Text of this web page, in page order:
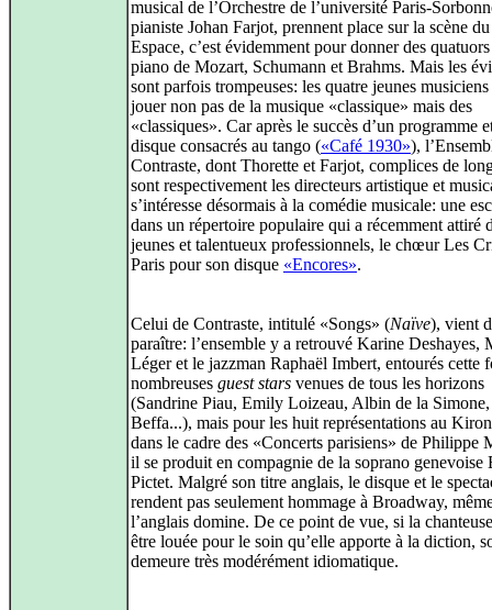
musical de l’Orchestre de l’université Paris-
pianiste Johan Farjot, prennent place sur la scène
Espace, c’est évidemment pour donner des
piano de Mozart, Schumann et Brahms. Mais les
sont parfois trompeuses: les quatre jeunes
jouer non pas de la musique «classique» mais des
«classiques». Car après le succès d’un programme
disque consacrés au tango («Café 1930»),
Contraste, dont Thorette et Farjot, complices de
sont respectivement les directeurs artistique et
s’intéresse désormais à la comédie musicale: une
dans un répertoire populaire qui a récemment attiré
jeunes et talentueux professionnels, le chœur Les
Paris pour son disque «Encores».
Celui de Contraste, intitulé «Songs» (Naïve), vient
paraître: l’ensemble y a retrouvé Karine Deshayes,
Léger et le jazzman Raphaël Imbert, entourés cette
nombreuses guest stars venues de tous les horizons
(Sandrine Piau, Emily Loizeau, Albin de la
Beffa...), mais pour les huit représentations au
dans le cadre des «Concerts parisiens» de Philippe
il se produit en compagnie de la soprano genevoise
Pictet. Malgré son titre anglais, le disque et le
rendent pas seulement hommage à Broadway,
l’anglais domine. De ce point de vue, si la
être louée pour le soin qu’elle apporte à la diction,
demeure très modérément idiomatique.